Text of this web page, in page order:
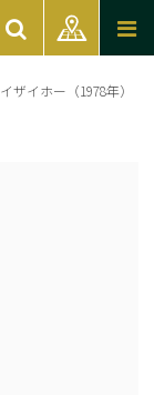
イザイホー（1978年）